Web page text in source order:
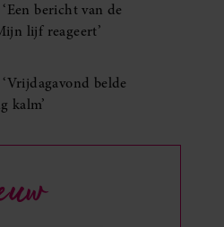
bericht van de
lijf reageert’
belde
kalm’